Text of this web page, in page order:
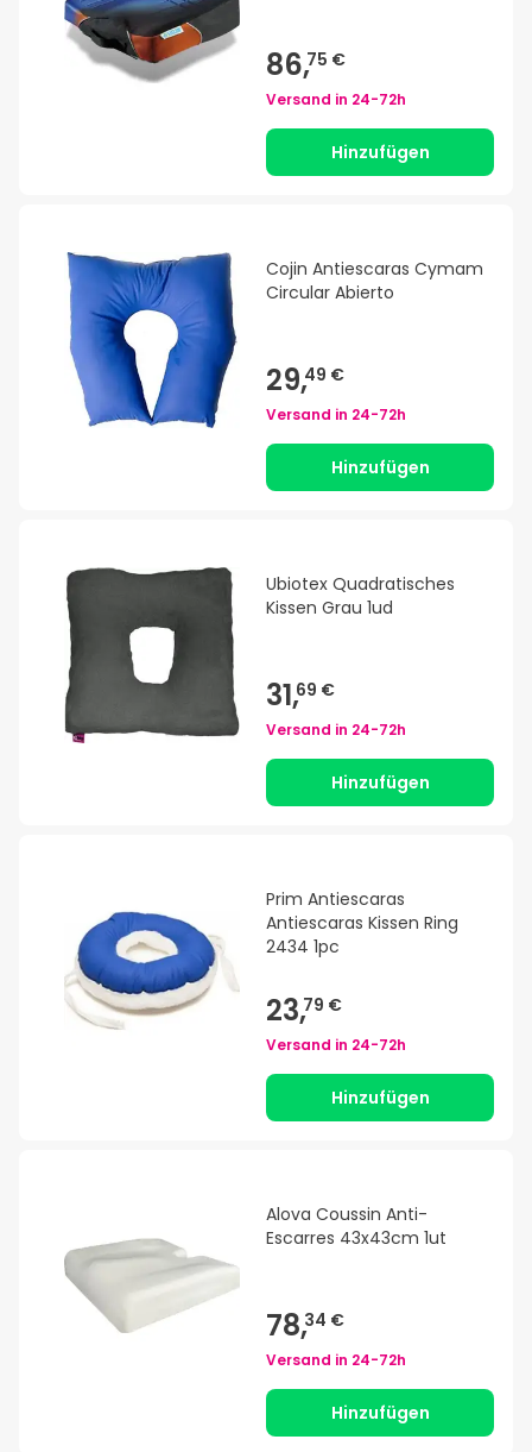
86,75 €
Versand in 24-72h
Hinzufügen
Cojin Antiescaras Cymam
Circular Abierto
29,49 €
Versand in 24-72h
Hinzufügen
Ubiotex Quadratisches
Kissen Grau 1ud
31,69 €
Versand in 24-72h
Hinzufügen
Prim Antiescaras
Antiescaras Kissen Ring
2434 1pc
23,79 €
Versand in 24-72h
Hinzufügen
Alova Coussin Anti-
Escarres 43x43cm 1ut
78,34 €
Versand in 24-72h
Hinzufügen